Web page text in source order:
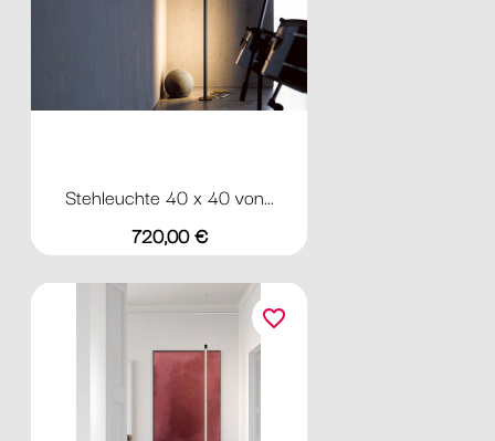
Stehleuchte 40 x 40 von...
Preis
720,00 €
favorite_border